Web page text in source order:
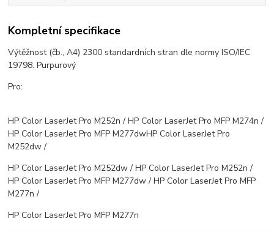
Kompletní specifikace
Výtěžnost (čb., A4) 2300 standardních stran dle normy ISO/IEC
19798. Purpurový
Pro:
HP Color LaserJet Pro M252n / HP Color LaserJet Pro MFP M274n /
HP Color LaserJet Pro MFP M277dwHP Color LaserJet Pro
M252dw /
HP Color LaserJet Pro M252dw / HP Color LaserJet Pro M252n /
HP Color LaserJet Pro MFP M277dw / HP Color LaserJet Pro MFP
M277n /
HP Color LaserJet Pro MFP M277n